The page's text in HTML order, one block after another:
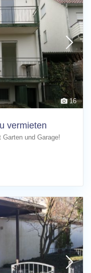
16
vermieten
und Garage!